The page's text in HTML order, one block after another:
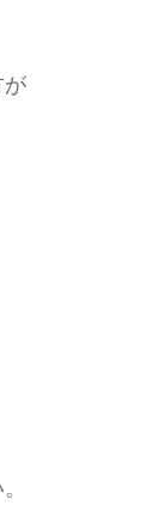
が